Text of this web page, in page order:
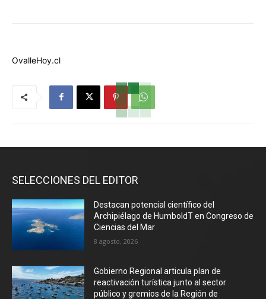
OvalleHoy.cl
SELECCIONES DEL EDITOR
Destacan potencial científico del
Archipiélago de HumboldT en Congreso de
Ciencias del Mar
8 agosto, 2026
Gobierno Regional articula plan de
reactivación turística junto al sector
público y gremios de la Región de